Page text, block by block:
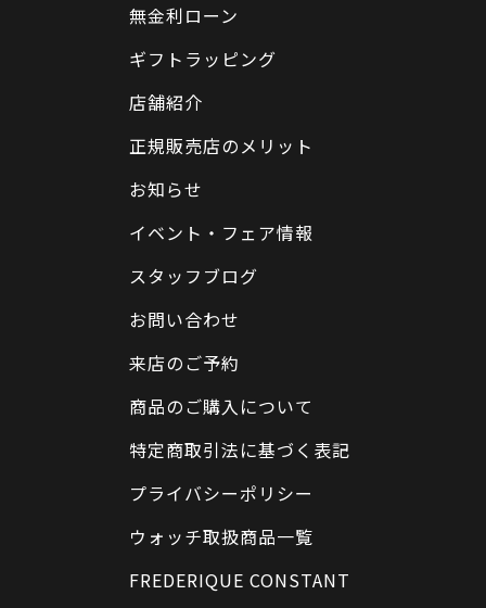
無金利ローン
ギフトラッピング
店舗紹介
正規販売店のメリット
お知らせ
イベント・フェア情報
スタッフブログ
お問い合わせ
来店のご予約
商品のご購入について
特定商取引法に基づく表記
プライバシーポリシー
ウォッチ取扱商品一覧
FREDERIQUE CONSTANT